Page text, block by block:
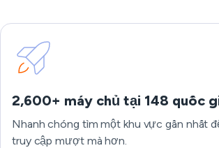
2,600+ máy chủ tại 148 quốc
Nhanh chóng tìm một khu vực gần nhất
truy cập mượt mà hơn.